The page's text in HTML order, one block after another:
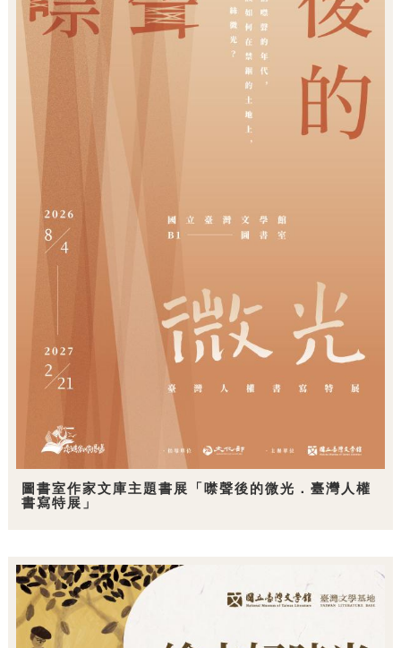
圖書室作家文庫主題書展「噤聲後的微光．臺灣人權
書寫特展」